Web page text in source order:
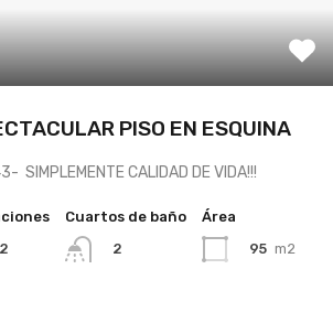
PISO EN ESQUINA
SIMPLEMENTE CALIDAD DE VIDA!!!
2
Cuartos de baño
2
Área
95 m2